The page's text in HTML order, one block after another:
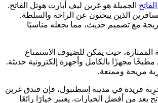
الجميلة هو غرين ليف أبارت هوتل الفاتح.
الذين يبحثون عن الراحة والسلطة.
مع تصميم حديث، مما يجعله مناسبًا
الممتازة، حيث يمكن للضيوف الاستمتاع
مجهزًا بالكامل وأجهزة إلكترونية حديثة.
مريحة وممتعة.
فريدة في مدينة إسطنبول، فإن فندق غرين
يعد من أفضل الخيارات. يعتبر خيارًا رائعًا